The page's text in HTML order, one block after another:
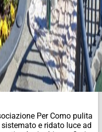
Per Como pulita
e ridato luce ad